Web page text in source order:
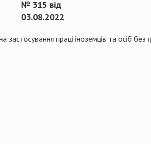
№ 315 від
03.08.2022
праці іноземців та осіб без